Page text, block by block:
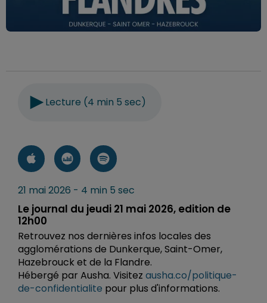
Lecture (4 min 5 sec)
21 mai 2026 - 4 min 5 sec
Le journal du jeudi 21 mai 2026, edition de
12h00
Retrouvez nos dernières infos locales des
agglomérations de Dunkerque, Saint-Omer,
Hazebrouck et de la Flandre.
Hébergé par Ausha. Visitez ausha.co/politique-
de-confidentialite pour plus d'informations.